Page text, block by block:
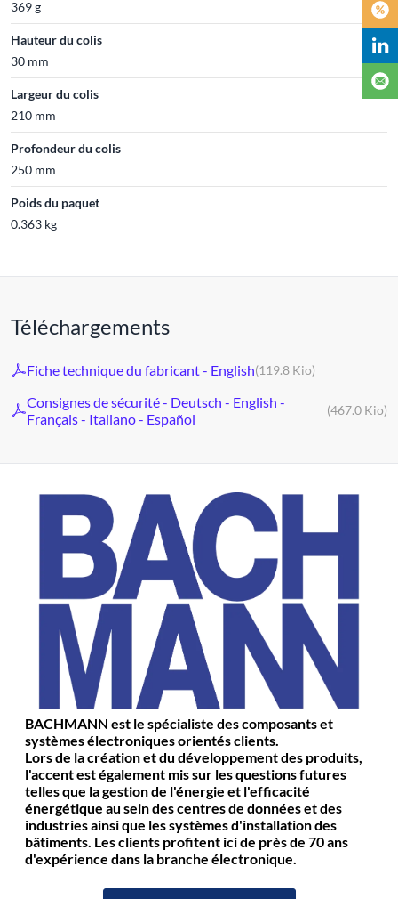
369 g
Hauteur du colis
30 mm
Largeur du colis
210 mm
Profondeur du colis
250 mm
Poids du paquet
0.363 kg
Téléchargements
Fiche technique du fabricant - English(119.8 Kio)
Consignes de sécurité - Deutsch - English -
Français - Italiano - Español
(467.0 Kio)
BACHMANN est le spécialiste des composants et
systèmes électroniques orientés clients.
Lors de la création et du développement des produits,
l'accent est également mis sur les questions futures
telles que la gestion de l'énergie et l'efficacité
énergétique au sein des centres de données et des
industries ainsi que les systèmes d'installation des
bâtiments. Les clients profitent ici de près de 70 ans
d'expérience dans la branche électronique.